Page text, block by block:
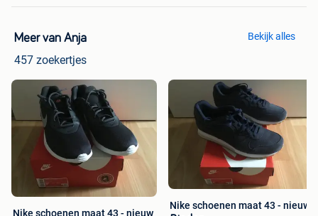
Meer van Anja
457 zoekertjes
Bekijk alles
Nike schoenen maat 43 - nieuw
Nike schoenen maat 43 - nieuw